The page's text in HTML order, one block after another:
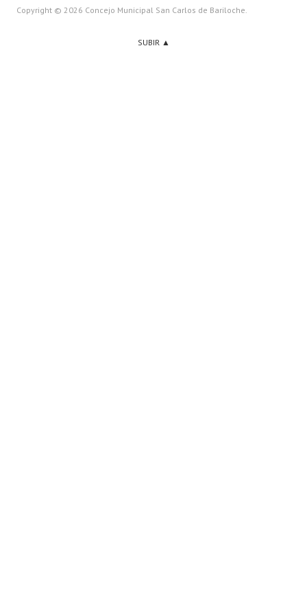
Copyright © 2026 Concejo Municipal San Carlos de Bariloche.
SUBIR ▲